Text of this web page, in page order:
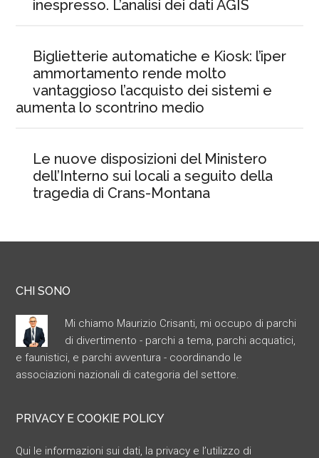
inespresso. L’analisi dei dati AGIS
Biglietterie automatiche e Kiosk: l’iper
ammortamento rende molto
vantaggioso l’acquisto dei sistemi e
aumenta lo scontrino medio
Le nuove disposizioni del Ministero
dell’Interno sui locali a seguito della
tragedia di Crans-Montana
CHI SONO
Mi chiamo Maurizio Crisanti, mi occupo di parchi
di divertimento - parchi a tema, parchi acquatici,
e faunistici, e parchi avventura - coordinando le
associazioni nazionali di categoria del settore.
PRIVACY E COOKIE POLICY
Qui le informazioni sui dati, la privacy e l’utilizzo di